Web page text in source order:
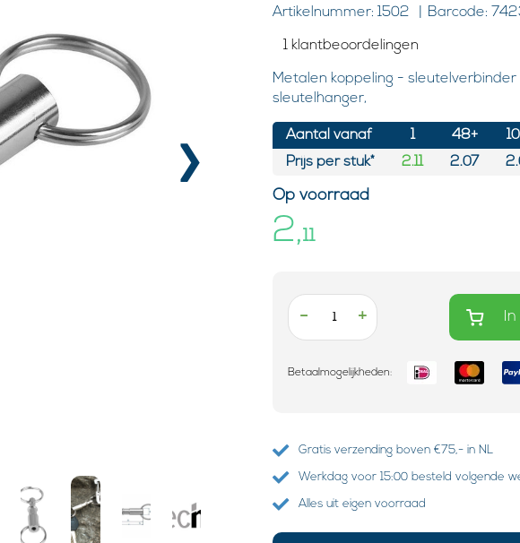
›
Artikelnummer: 1502 Barcode:
1 klantbeoordelingen
Metalen koppeling -
sleutelhanger,
Aantal vanaf
Prijs per stuk*
1
2.11
48+
2.07
Op voorraad
2,11
- +
Betaalmogelijkheden:
Gratis verzending boven €75,- in NL
Werkdag voor 15:00 besteld volgende
Alles uit eigen voorraad